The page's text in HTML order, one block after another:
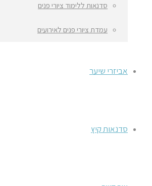
סדנאות ללימוד ציורי פנים
עמדת ציורי פנים לאירועים
אביזרי שיער
סדנאות קיץ